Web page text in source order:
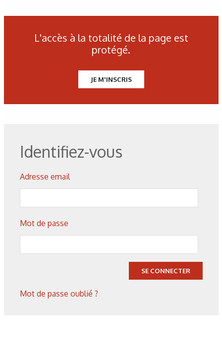
Tableau 1. Les espèces du plasma.
Plasma de post-décharge.
Figure 2. Schéma de principe d’un réacteur à plasma froid
dans la décharge.
Figure 3. Décharge luminescente basse fréquence.
L'accès à la totalité de la page est
protégé.
JE M'INSCRIS
Identifiez-vous
Adresse email
Mot de passe
SE CONNECTER
Mot de passe oublié ?